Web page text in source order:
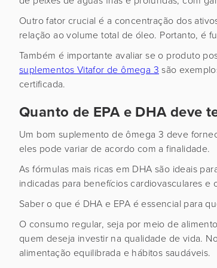
Outro fator crucial é a concentração dos
relação ao volume total de óleo. Portanto, é
Também é importante avaliar se o produto
suplementos Vitafor de ômega 3 são
certificada.
Quanto de EPA e DHA deve
Um bom suplemento de ômega 3 deve
eles pode variar de acordo com a finalidade.
As fórmulas mais ricas em DHA são ideais
indicadas para benefícios cardiovasculares e
Saber o que é DHA e EPA é essencial para
O consumo regular, seja por meio de
quem deseja investir na qualidade de vida.
alimentação equilibrada e hábitos saudáveis.